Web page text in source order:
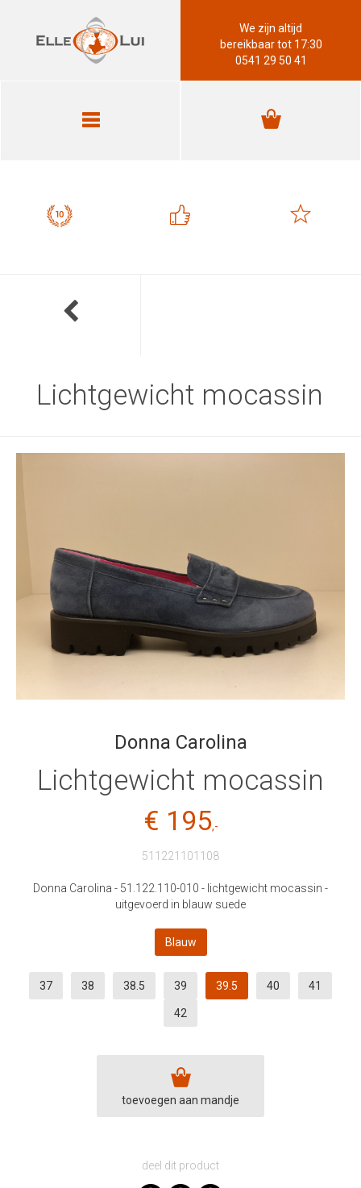
We zijn altijd
bereikbaar tot 17:30
0541 29 50 41
Lichtgewicht mocassin
Donna Carolina
Lichtgewicht mocassin
€ 195,-
511221101108
Donna Carolina - 51.122.110-010 - lichtgewicht mocassin -
uitgevoerd in blauw suede
Blauw
37 38 38.5 39 39.5 40 41
42
toevoegen aan mandje
deel dit product